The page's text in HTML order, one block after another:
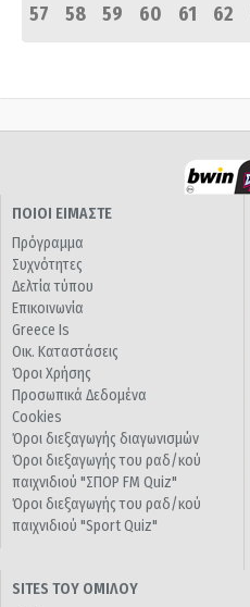
57
58 59 60 61 62
ΠΟΙΟΙ ΕΙΜΑΣΤΕ
Πρόγραμμα
Συχνότητες
Δελτία τύπου
Επικοινωνία
Greece Is
Οικ. Καταστάσεις
Όροι Χρήσης
Προσωπικά Δεδομένα
Cookies
Όροι διεξαγωγής διαγωνισμών
Όροι διεξαγωγής του ραδ/κού
παιχνιδιού "ΣΠΟΡ FM Quiz"
Όροι διεξαγωγής του ραδ/κού
παιχνιδιού "Sport Quiz"
SITES ΤΟΥ ΟΜΙΛΟΥ